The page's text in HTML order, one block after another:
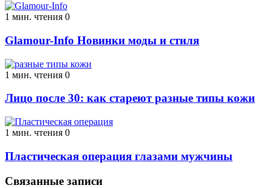
1 мин. чтения 0
Glamour-Info Новинки моды и стиля
1 мин. чтения 0
Лицо после 30: как стареют разные типы кожи
1 мин. чтения 0
Пластическая операция глазами мужчины
Связанные записи